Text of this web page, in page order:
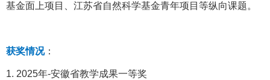
基金面上项目、江苏省自然科学基金青年项目等纵向课题。
获奖情况：
1. 2025年-安徽省教学成果一等奖